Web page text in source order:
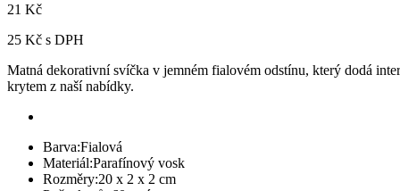
21 Kč
25 Kč s DPH
Matná dekorativní svíčka v jemném fialovém odstínu, který dodá
krytem z naší nabídky.
Barva:Fialová
Materiál:Parafínový vosk
Rozměry:20 x 2 x 2 cm